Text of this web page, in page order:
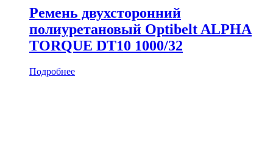
Ремень двухсторонний
полиуретановый Optibelt ALPHA
TORQUE DT10 1000/32
Подробнее